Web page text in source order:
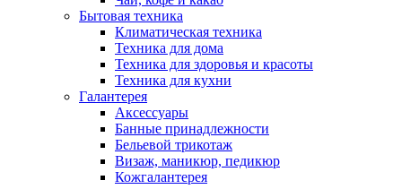
Бытовая техника
Климатическая техника
Техника для дома
Техника для здоровья и красоты
Техника для кухни
Галантерея
Аксессуары
Банные принадлежности
Бельевой трикотаж
Визаж, маникюр, педикюр
Кожгалантерея